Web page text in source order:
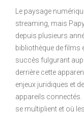
Le paysage
streaming, mais
depuis plusieurs
bibliothèque de films
succès fulgurant
derrière cette
enjeux juridiques et
appareils
se multiplient et où